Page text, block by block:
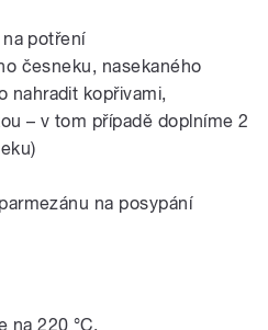
potření
česneku, nasekaného
nahradit kopřivami,
– v tom případě doplníme 2
na posypání
na 220 °C.